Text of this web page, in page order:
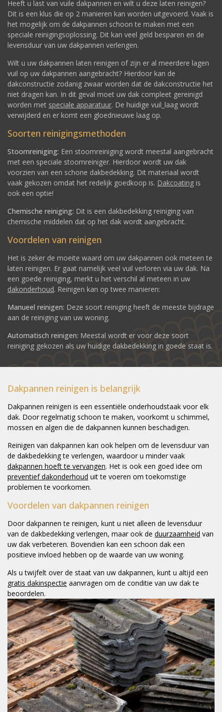
Heeft u last van vuile dakpannen en wilt u deze laten reinigen?
Dit is een klus die op 2 manieren kan worden uitgevoerd. Vaak is
het mogelijk om de dakpannen schoon te maken met een
speciale reinigingsoplossing. Dit kan veel geld besparen en de
levensduur van uw dakpannen verlengen.
Wilt u uw dakpannen laten reinigen of zijn er al meerdere lagen
vuil op uw dakpannen aangebracht? Hierdoor kan de
dakconstructie zodanig zwaar worden dat de dakconstructie het
niet dragen kan. In dit geval moet uw dak compleet gereinigd
worden met speciale apparatuur. De huidige vuil_laag wordt
verwijderd en er komt een gloednieuwe laag op.
Soorten reinigingsmethoden
Stoomreiniging: Een stoomreiniging wordt meestal aangebracht
met een speciale stoomreiniger. Hierdoor wordt uw dak
voorzien van een schone dakbedekking. Dit materiaal wordt
vaak gekozen omdat het redelijk goedkoop is. Dakcoating is
ook een optie!
Chemische reiniging: Dit is een dakbedekking reiniging van
chemische middelen dat op het dak wordt aangebracht.
Voordelen van reinigen
Het is zeker de moeite waard om uw dakpannen ook meteen te
laten reinigen. Er gaat namelijk veel vuil verloren via uw dak. Na
een goede reiniging, merkt u het verschil al meteen in uw
dakonderhoud. Reinigen kan op twee manieren:
Manueel reinigen: Deze soort reiniging heeft de meeste bijdrage
aan de reiniging van uw woning.
Automatisch reinigen: Meestal wordt er voor deze soort
reiniging gekozen als uw huidige dakbedekking in goede staat is.
Dakpannen reinigen is belangrijk
Dakpannen reinigen is een essentiële onderhoudstaak voor elk
dak. Door regelmatig schoon te maken, voorkomt u schimmel,
mossen en algen die de dakpannen kunnen beschadigen.
Reinigen van dakpannen kan ook helpen om de levensduur van
de dakbedekking te verlengen, waardoor u minder vaak
dakpannen hoeft te vervangen. Het is ook een goed idee om
preventief dakonderhoud uit te voeren om toekomstige
problemen te voorkomen.
Voordelen van dakpannen reinigen
Door dakpannen te reinigen, kunt u niet alleen de levensduur
van de dakbedekking verlengen, maar ook de duurzaamheid van
uw dak verbeteren. Bovendien kan een schoon dak een
positieve invloed hebben op de waarde van uw woning.
Als u twijfelt over de staat van uw dakpannen, kunt u altijd een
gratis dakinspectie aanvragen om de conditie van uw dak te
beoordelen.